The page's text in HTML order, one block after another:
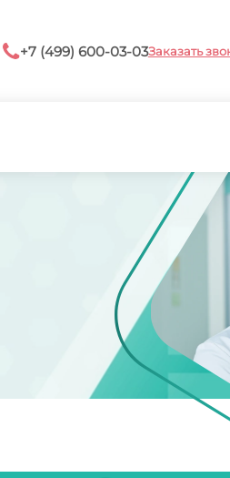
+7 (499) 600-03-03Заказать